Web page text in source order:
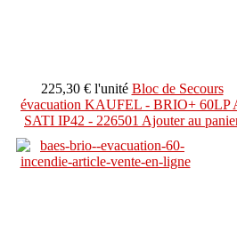
225,30 € l'unité Bloc de Secours
évacuation KAUFEL - BRIO+ 60LP
SATI IP42 - 226501 Ajouter au